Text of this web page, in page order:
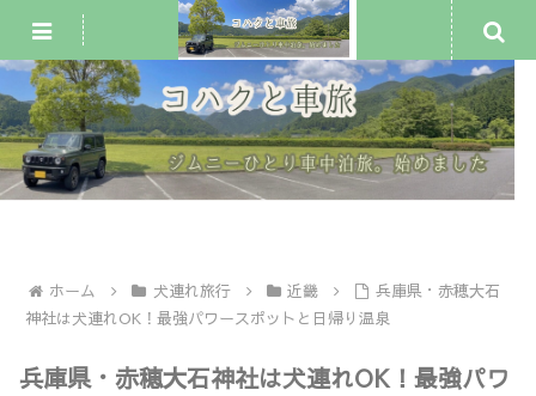
ジムニー車中泊・一人旅 犬連れ旅行 車中泊スポット
ホーム 犬連れ旅行 近畿
兵庫県・赤穂大石
神社は犬連れOK！最強パワースポットと日帰り温泉
兵庫県・赤穂大石神社は犬連れOK！最強パワ